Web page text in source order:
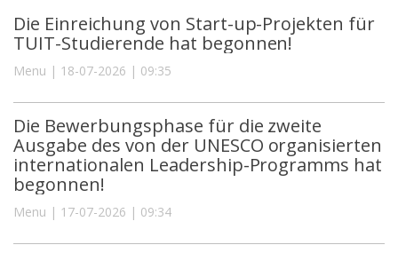
Die Einreichung von Start-up-Projekten für
TUIT-Studierende hat begonnen!
Menu | 18-07-2026 | 09:35
Die Bewerbungsphase für die zweite
Ausgabe des von der UNESCO organisierten
internationalen Leadership-Programms hat
begonnen!
Menu | 17-07-2026 | 09:34